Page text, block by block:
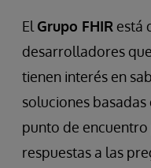
El Grupo FHIR está
desarrolladores
tienen interés en
soluciones basadas
punto de
respuestas a las